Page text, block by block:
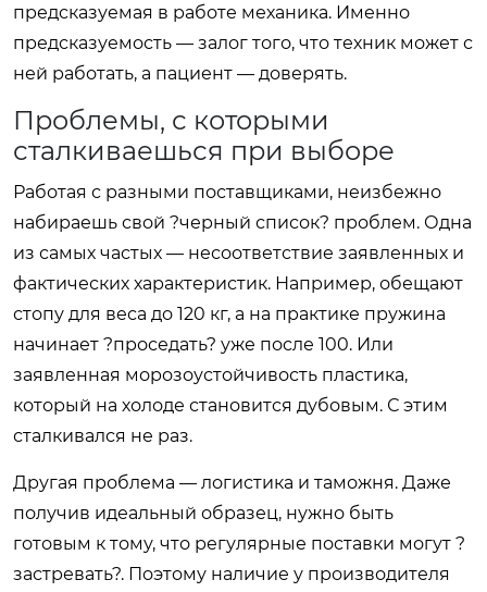
предсказуемая в работе механика. Именно
предсказуемость — залог того, что техник может с
ней работать, а пациент — доверять.
Проблемы, с которыми
сталкиваешься при выборе
Работая с разными поставщиками, неизбежно
набираешь свой ?черный список? проблем. Одна
из самых частых — несоответствие заявленных и
фактических характеристик. Например, обещают
стопу для веса до 120 кг, а на практике пружина
начинает ?проседать? уже после 100. Или
заявленная морозоустойчивость пластика,
который на холоде становится дубовым. С этим
сталкивался не раз.
Другая проблема — логистика и таможня. Даже
получив идеальный образец, нужно быть
готовым к тому, что регулярные поставки могут ?
застревать?. Поэтому наличие у производителя